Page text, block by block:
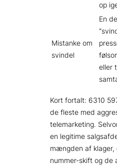
op
Mistanke om
svindel
En
eller
Kort fortalt: 6310
de fleste med
telemarketing.
en legitime
mængden af klager,
nummer-skift og de